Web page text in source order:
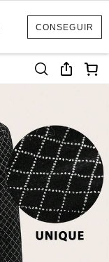
CONSEGUIR